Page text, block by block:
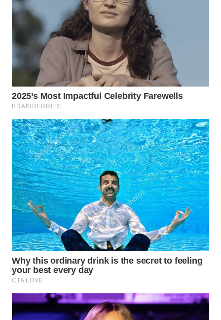
PRIANGAN
TIMUR
WN
SEMARANG
WN
SOLO
WN
BOROBUDUR
WN
MADURA
WN
SURABAYA
WN
NATUNA
WN
BINTAN
WN
MANDALIKA